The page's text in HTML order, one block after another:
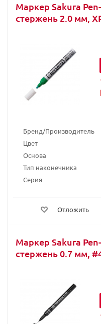
Маркер Sakura
стержень 2.0 мм,
Бренд/Производитель
Цвет
Основа
Тип наконечника
Серия
Отложить
Маркер Sakura
стержень 0.7 мм,